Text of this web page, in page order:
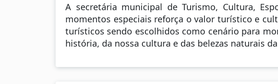
A secretária municipal de Turismo, Cultura,
momentos especiais reforça o valor turístico e
turísticos sendo escolhidos como cenário para
história, da nossa cultura e das belezas naturais